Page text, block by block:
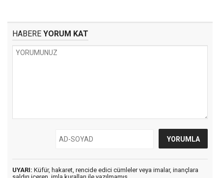
HABERE YORUM KAT
UYARI: Küfür, hakaret, rencide edici cümleler veya imalar, inançlara